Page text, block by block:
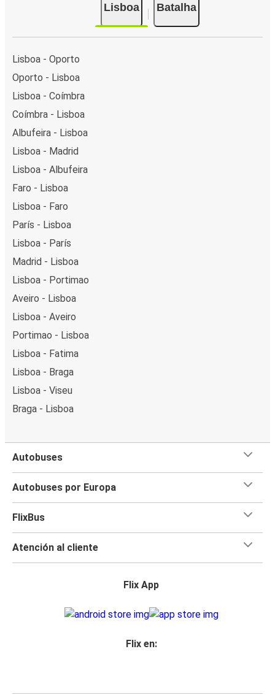
Lisboa Batalha
Lisboa - Oporto
Oporto - Lisboa
Lisboa - Coímbra
Coímbra - Lisboa
Albufeira - Lisboa
Lisboa - Madrid
Lisboa - Albufeira
Faro - Lisboa
Lisboa - Faro
París - Lisboa
Lisboa - París
Madrid - Lisboa
Lisboa - Portimao
Aveiro - Lisboa
Lisboa - Aveiro
Portimao - Lisboa
Lisboa - Fatima
Lisboa - Braga
Lisboa - Viseu
Braga - Lisboa
Autobuses
Autobuses por Europa
FlixBus
Atención al cliente
Flix App
Flix en: